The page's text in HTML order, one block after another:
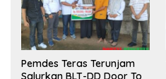
Pemdes Teras Terunjam
Salurkan BLT-DD Door To